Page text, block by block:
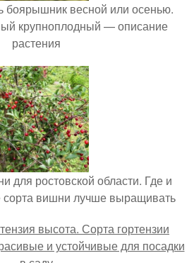
боярышник весной или осенью.
крупноплодный — описание
растения
для ростовской области. Где и
сорта вишни лучше выращивать